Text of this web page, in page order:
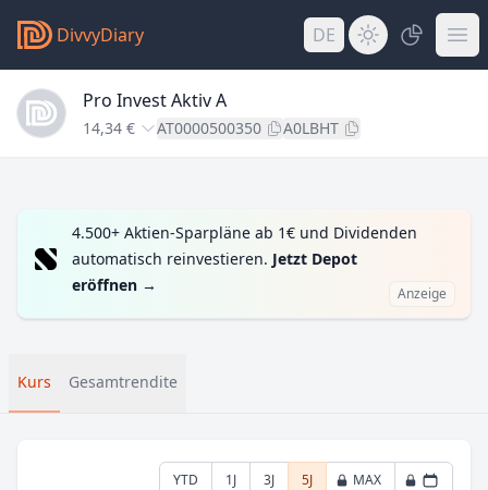
DivvyDiary DE
Pro Invest Aktiv A
14,34 € AT0000500350 A0LBHT
4.500+ Aktien-Sparpläne ab 1€ und Dividenden
automatisch reinvestieren. Jetzt Depot
eröffnen → Anzeige
Kurs Gesamtrendite
YTD 1J 3J 5J MAX